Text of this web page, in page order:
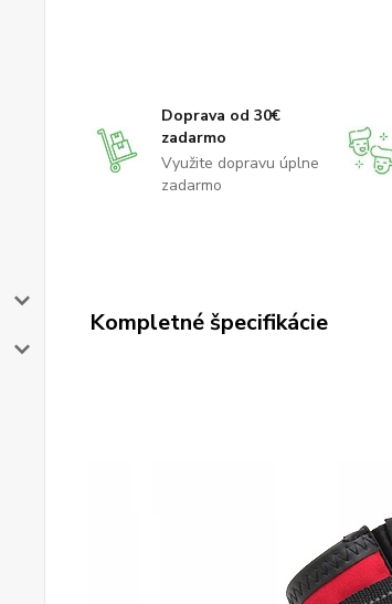
Doprava od 30€
zadarmo
Využite dopravu úplne
zadarmo
Kompletné špecifikácie